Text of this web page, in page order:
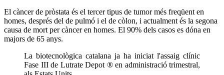
El càncer de pròstata és el tercer tipus de tumor més freqüent en
homes, després del de pulmó i el de còlon, i actualment és la segona
causa de mort per càncer en homes. El 90% dels casos es dóna en
majors de 65 anys.
La biotecnològica catalana ja ha iniciat l'assaig clínic
Fase III de Lutrate Depot ® en administració trimestral,